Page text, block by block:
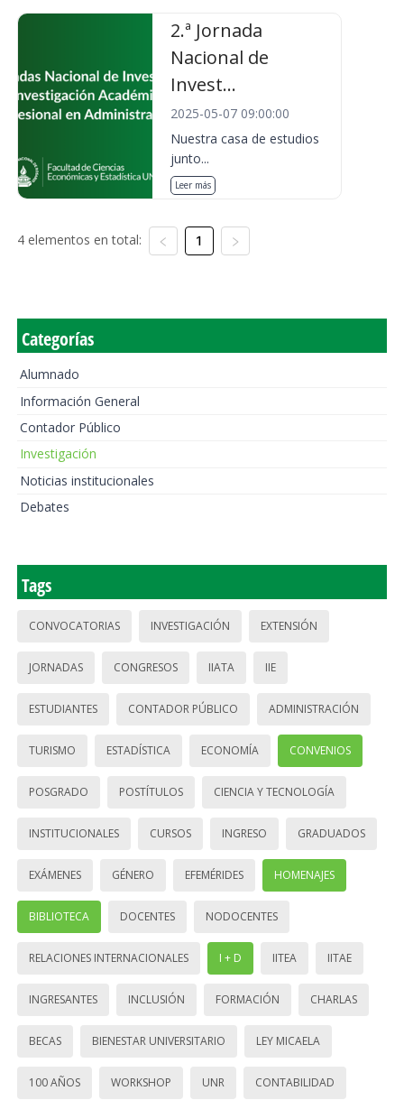
2.ª Jornada
Nacional de
Invest...
2025-05-07 09:00:00
Nuestra casa de estudios
junto...
Leer más
4 elementos en total: 1
Categorías
Alumnado
Información General
Contador Público
Investigación
Noticias institucionales
Debates
Tags
CONVOCATORIAS INVESTIGACIÓN EXTENSIÓN
JORNADAS CONGRESOS IIATA IIE
ESTUDIANTES CONTADOR PÚBLICO ADMINISTRACIÓN
TURISMO ESTADÍSTICA ECONOMÍA CONVENIOS
POSGRADO POSTÍTULOS CIENCIA Y TECNOLOGÍA
INSTITUCIONALES CURSOS INGRESO GRADUADOS
EXÁMENES GÉNERO EFEMÉRIDES HOMENAJES
BIBLIOTECA DOCENTES NODOCENTES
RELACIONES INTERNACIONALES I + D IITEA IITAE
INGRESANTES INCLUSIÓN FORMACIÓN CHARLAS
BECAS BIENESTAR UNIVERSITARIO LEY MICAELA
100 AÑOS WORKSHOP UNR CONTABILIDAD